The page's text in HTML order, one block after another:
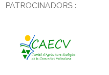
PATROCINADORS :